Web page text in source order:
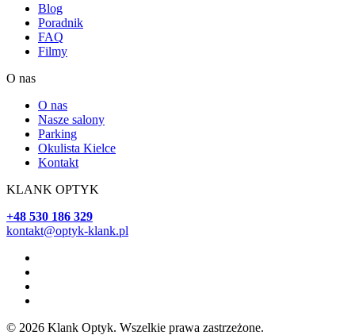
Blog
Poradnik
FAQ
Filmy
O nas
O nas
Nasze salony
Parking
Okulista Kielce
Kontakt
KLANK OPTYK
+48 530 186 329
kontakt@optyk-klank.pl
© 2026 Klank Optyk. Wszelkie prawa zastrzeżone.